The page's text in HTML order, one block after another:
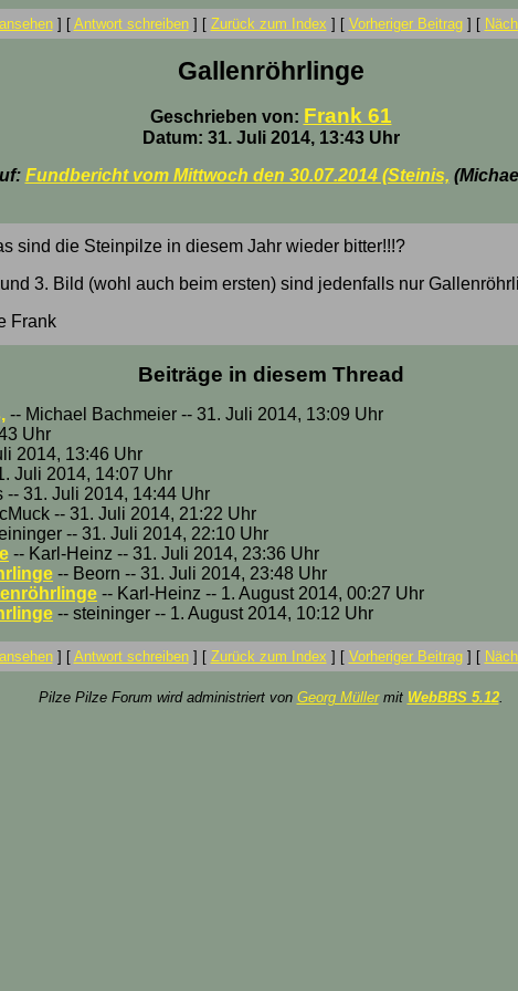
] [ Antwort schreiben] [ Zurück zum Index ] [ Vorheriger Beitrag] [
Gallenröhrlinge
Geschrieben von: Frank 61
Datum: 31. Juli 2014, 13:43 Uhr
Fundbericht vom Mittwoch den 30.07.2014 (Steinis,
sind die Steinpilze in diesem Jahr wieder bitter!!!?
3. Bild (wohl auch beim ersten) sind jedenfalls nur
Frank
Beiträge in diesem Thread
-- Michael Bachmeier -- 31. Juli 2014, 13:09 Uhr
Uhr
2014, 13:46 Uhr
Juli 2014, 14:07 Uhr
-- 31. Juli 2014, 14:44 Uhr
-- 31. Juli 2014, 21:22 Uhr
-- 31. Juli 2014, 22:10 Uhr
-- Karl-Heinz -- 31. Juli 2014, 23:36 Uhr
-- Beorn -- 31. Juli 2014, 23:48 Uhr
-- Karl-Heinz -- 1. August 2014, 00:27 Uhr
-- steininger -- 1. August 2014, 10:12 Uhr
] [ Antwort schreiben] [ Zurück zum Index ] [ Vorheriger Beitrag] [
Pilze Pilze Forum wird administriert von Georg Müllermit WebBBS 5.12.